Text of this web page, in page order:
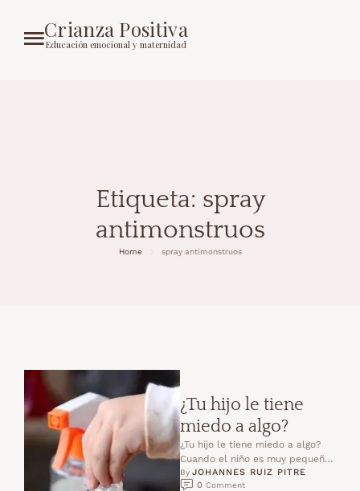
Crianza Positiva
Educación emocional y maternidad
Etiqueta: spray
antimonstruos
Home spray antimonstruos
¿Tu hijo le tiene
miedo a algo?
¿Tu hijo le tiene miedo a algo?
Cuando el niño es muy pequeño,
alrededor de los dos, tres, …
By JOHANNES RUIZ PITRE
0 Comment